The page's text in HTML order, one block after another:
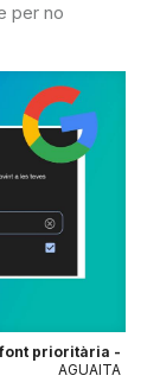
per no
prioritària -
AGUAITA